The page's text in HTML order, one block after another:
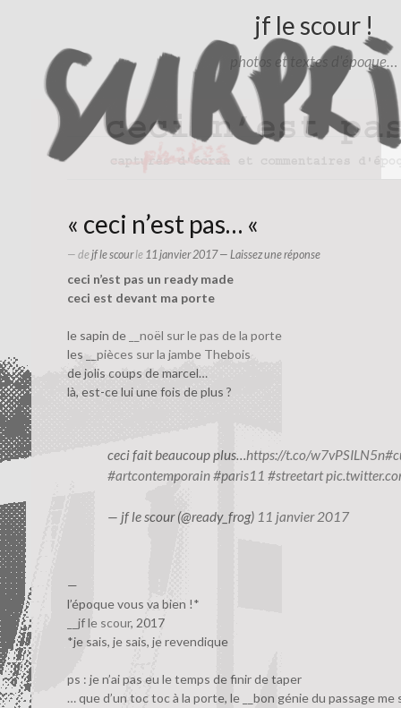
jf le scour !
photos et textes d'époque…
« ceci n’est pas… «
— dejf le scourle 11 janvier 2017— Laissez une réponse
ceci n’est pas un ready made
ceci est devant ma porte
le sapin de
__noël sur le pas de la porte
les
__pièces sur la jambe Thebois
de jolis coups de marcel…
là, est-ce lui une fois de plus ?
ceci fait beaucoup plus…https://t.co/w7vPSILN5n
#artcontemporain#paris11 #streetart
— jf le scour (@ready_frog) 11 janvier 2017
—
l’époque vous va bien !*
__jf le scour, 2017
*je sais, je sais, je revendique
ps : je n’ai pas eu le temps de finir de taper
… que d’un toc toc à la porte, le __bon génie du passage me